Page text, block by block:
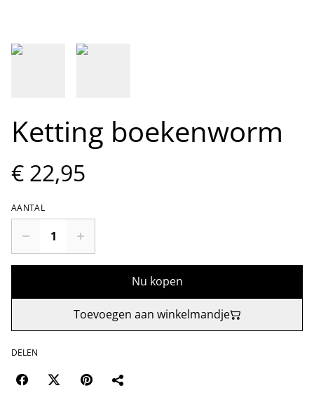
Ketting boekenworm
€ 22,95
AANTAL
Nu kopen
Toevoegen aan winkelmandje
DELEN